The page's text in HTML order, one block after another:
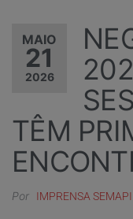
MAIO
21
2026
TÊM
Por IMPRENSA SEMAPI